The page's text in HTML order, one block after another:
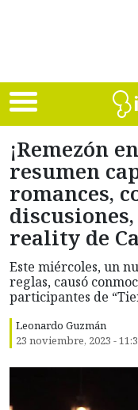
¡Remezón
resumen
romances,
reality de
Este miércoles, un
reglas, causó
participantes de
Leonardo Guzmán
23 noviembre, 2023 -